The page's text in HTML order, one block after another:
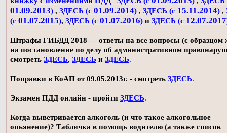
01.09.2013) , ЗДЕСЬ (с 01.09.2014) , ЗДЕСЬ (с 15.11.2014) ,
(с 01.07.2015), ЗДЕСЬ (с 01.07.2016) и ЗДЕСЬ (с 12.07.2017
Штрафы ГИБДД 2018 — ответы на все вопросы (с образцом
на постановление по делу об административном
смотреть ЗДЕСЬ, ЗДЕСЬ и ЗДЕСЬ.
Поправки в КоАП от 09.05.2013г. - смотреть ЗДЕСЬ.
Экзамен ПДД онлайн - пройти ЗДЕСЬ.
Когда выветривается алкоголь (и что такое алкогольное
опьянение)? Табличка в помощь водителю (а также список